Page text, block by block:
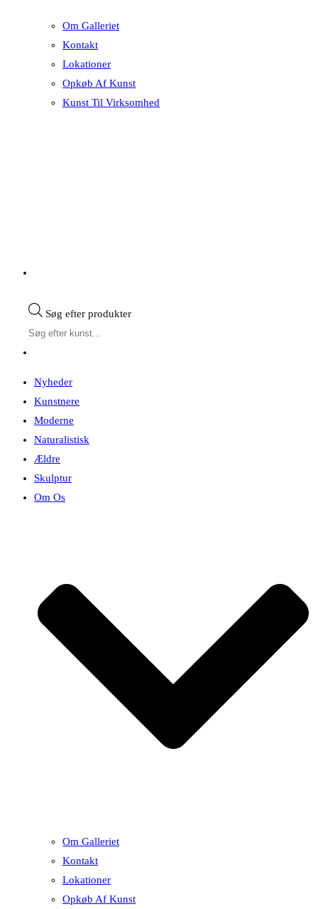
Om Galleriet
Kontakt
Lokationer
Opkøb Af Kunst
Kunst Til Virksomhed
Søg efter produkter
Nyheder
Kunstnere
Moderne
Naturalistisk
Ældre
Skulptur
Om Os
Om Galleriet
Kontakt
Lokationer
Opkøb Af Kunst